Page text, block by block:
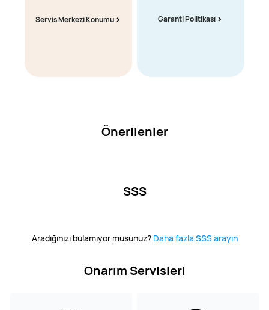
Servis Merkezi Konumu Garanti Politikası
Önerilenler
SSS
Aradığınızı bulamıyor musunuz? Daha fazla SSS arayın
Onarım Servisleri